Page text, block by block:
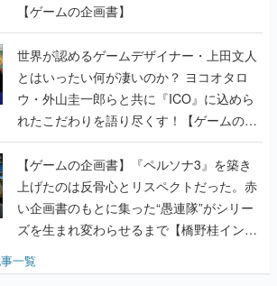
【ゲームの企画書】
世界が認めるゲームデザイナー・上田文人
とはいったい何が凄いのか？ ヨコオタロ
ウ・外山圭一郎らと共に『ICO』に込めら
れたこだわりを語り尽くす！【ゲームの企
画書】
【ゲームの企画書】『ペルソナ3』を築き
上げたのは反骨心とリスペクトだった。赤
い企画書のもとに集った“愚連隊”がシリー
ズを生まれ変わらせるまで【橋野桂インタ
一覧